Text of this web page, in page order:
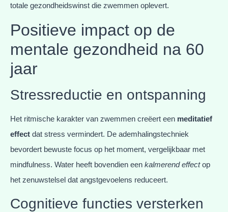
totale gezondheidswinst die zwemmen oplevert.
Positieve impact op de
mentale gezondheid na 60
jaar
Stressreductie en ontspanning
Het ritmische karakter van zwemmen creëert een meditatief
effect dat stress vermindert. De ademhalingstechniek
bevordert bewuste focus op het moment, vergelijkbaar met
mindfulness. Water heeft bovendien een kalmerend effectop
het zenuwstelsel dat angstgevoelens reduceert.
Cognitieve functies versterken